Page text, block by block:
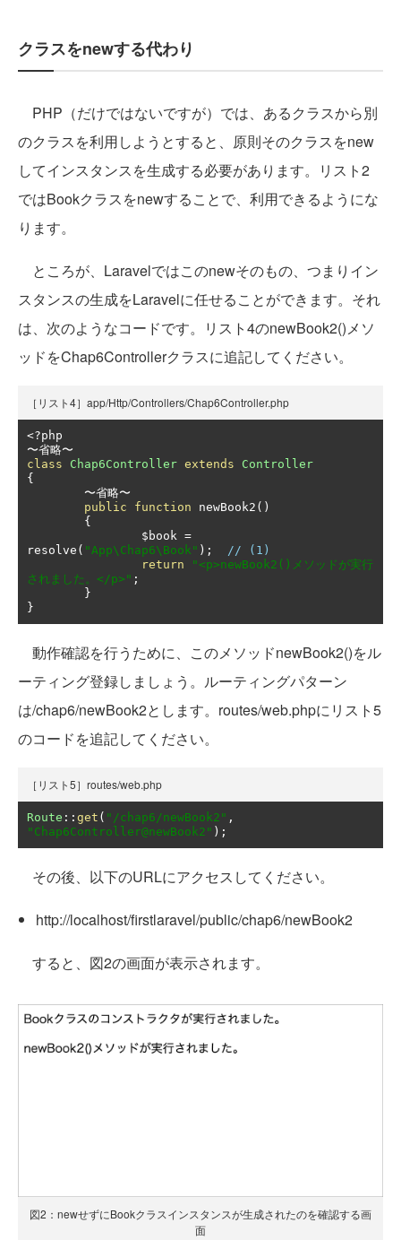
クラスをnewする代わり
PHP（だけではないですが）では、あるクラスから別
のクラスを利用しようとすると、原則そのクラスをnew
してインスタンスを生成する必要があります。リスト2
ではBookクラスをnewすることで、利用できるようにな
ります。
ところが、Laravelではこのnewそのもの、つまりイン
スタンスの生成をLaravelに任せることができます。それ
は、次のようなコードです。リスト4のnewBook2()メソ
ッドをChap6Controllerクラスに追記してください。
［リスト4］app/Http/Controllers/Chap6Controller.php
<?
〜省略〜
class
Chap6Controller extends
Controller
{
〜省略〜
public
function newBook2 ()
{
		$book
=
resolve ( "App\Chap6\Book" );
// (1)
return
"<p>newBook2()メソッドが実行
されました。</p>" ;
}
}
動作確認を行うために、このメソッドnewBook2()をル
ーティング登録しましょう。ルーティングパターン
は/chap6/newBook2とします。routes/web.phpにリスト5
のコードを追記してください。
［リスト5］routes/web.php
Route :: get ( "/chap6/newBook2" ,
"Chap6Controller@newBook2" );
その後、以下のURLにアクセスしてください。
http://localhost/firstlaravel/public/chap6/newBook2
すると、図2の画面が表示されます。
図2：newせずにBookクラスインスタンスが生成されたのを確認する画
面